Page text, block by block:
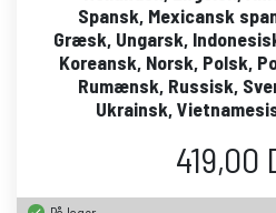
Spansk, Mexicansk
Græsk, Ungarsk,
Koreansk, Norsk, Polsk,
Rumænsk, Russisk,
Ukrainsk,
419,00